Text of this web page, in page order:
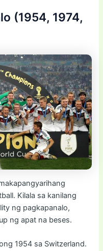
(1954, 1974,
Kilala sa kanilang
ng pagkapanalo,
ng apat na beses.
1954 sa Switzerland.